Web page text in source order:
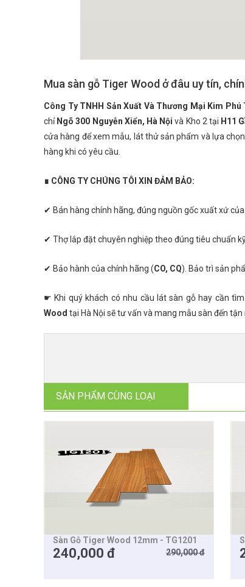
Mua sàn gỗ Tiger Wood ở đâu uy tín,
Công Ty TNHH Sản Xuất Và Thương Mại Kim Phú
chỉNgõ 300 Nguyễn Xiển, Hà Nội và Kho 2 tại H11
cửa hàng để xem mẫu, lát thử sản phẩm và lựa
hàng khi có yêu cầu.
∎ CÔNG TY CHÚNG TÔI XIN ĐẢM BẢO:
✔ Bán hàng chính hãng, đúng nguồn gốc xuất xứ
✔ Thợ lắp đặt chuyên nghiệp theo đúng tiêu chuẩn
✔ Bảo hành của chính hãng (CO, CQ). Bảo trì sản
☛ Khi quý khách có nhu cầu lát sàn gỗ hay cần
Wood tại Hà Nội sẽ tư vấn và mang mẫu sàn đến
SẢN PHẨM CÙNG LOẠI
Sàn Gỗ Tiger Wood 12mm - TG1201
290,000 đ
240,000 đ